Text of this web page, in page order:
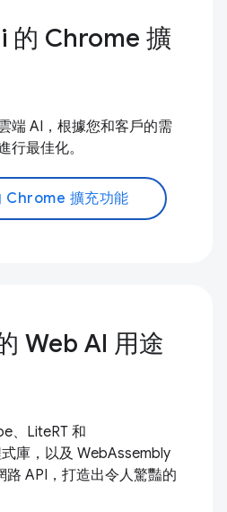
的 Chrome 擴
端 AI，根據您和客戶的需
行最佳化。
Chrome 擴充功能
Web AI 用途
、LiteRT 和
庫，以及 WebAssembly
路 API，打造出令人驚豔的